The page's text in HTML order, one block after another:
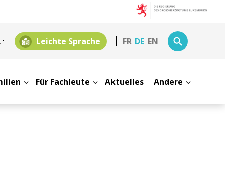
- Leichte Sprache FR DE EN
Für Fachleute Aktuelles Andere